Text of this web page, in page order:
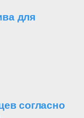
для
согласно